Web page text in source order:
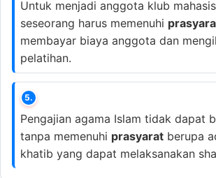
Untuk menjadi anggota klub
seseorang harus memenuhi
membayar biaya anggota dan
pelatihan.
5.
Pengajian agama Islam tidak dapat
tanpa memenuhi prasyarat berupa
khatib yang dapat melaksanakan